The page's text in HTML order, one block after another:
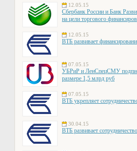
12.05.15
Сбербанк России и Банк
на цели торгового
12.05.15
ВТБ развивает
07.05.15
УБРиР и ЛенСпецСМУ
размере 1,5 млрд руб
07.05.15
ВТБ укрепляет
30.04.15
ВТБ развивает